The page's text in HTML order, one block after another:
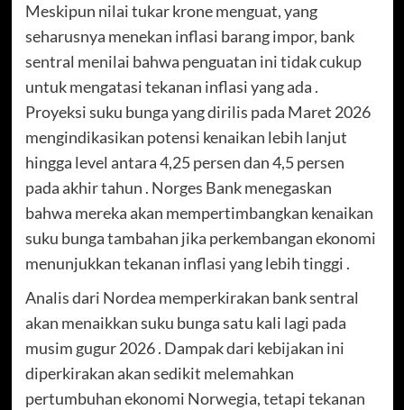
Meskipun nilai tukar krone menguat, yang
seharusnya menekan inflasi barang impor, bank
sentral menilai bahwa penguatan ini tidak cukup
untuk mengatasi tekanan inflasi yang ada .
Proyeksi suku bunga yang dirilis pada Maret 2026
mengindikasikan potensi kenaikan lebih lanjut
hingga level antara 4,25 persen dan 4,5 persen
pada akhir tahun . Norges Bank menegaskan
bahwa mereka akan mempertimbangkan kenaikan
suku bunga tambahan jika perkembangan ekonomi
menunjukkan tekanan inflasi yang lebih tinggi .
Analis dari Nordea memperkirakan bank sentral
akan menaikkan suku bunga satu kali lagi pada
musim gugur 2026 . Dampak dari kebijakan ini
diperkirakan akan sedikit melemahkan
pertumbuhan ekonomi Norwegia, tetapi tekanan